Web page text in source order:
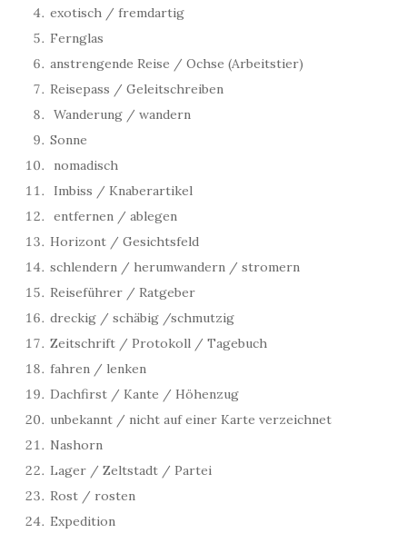
exotisch / fremdartig
Fernglas
anstrengende Reise / Ochse (Arbeitstier)
Reisepass / Geleitschreiben
Wanderung / wandern
Sonne
nomadisch
Imbiss / Knaberartikel
entfernen / ablegen
Horizont / Gesichtsfeld
schlendern / herumwandern / stromern
Reiseführer / Ratgeber
dreckig / schäbig /schmutzig
Zeitschrift / Protokoll / Tagebuch
fahren / lenken
Dachfirst / Kante / Höhenzug
unbekannt / nicht auf einer Karte verzeichnet
Nashorn
Lager / Zeltstadt / Partei
Rost / rosten
Expedition